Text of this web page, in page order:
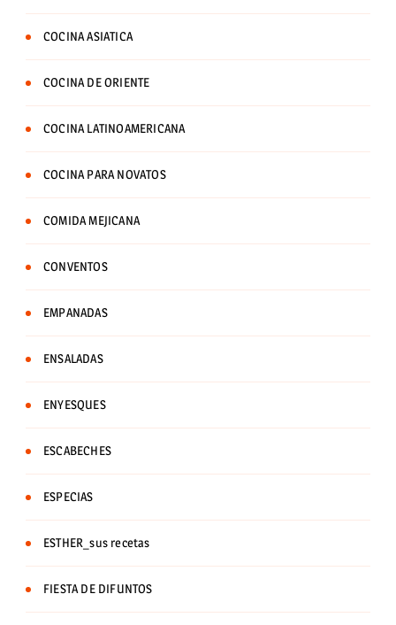
COCINA ASIATICA
COCINA DE ORIENTE
COCINA LATINOAMERICANA
COCINA PARA NOVATOS
COMIDA MEJICANA
CONVENTOS
EMPANADAS
ENSALADAS
ENYESQUES
ESCABECHES
ESPECIAS
ESTHER_sus recetas
FIESTA DE DIFUNTOS